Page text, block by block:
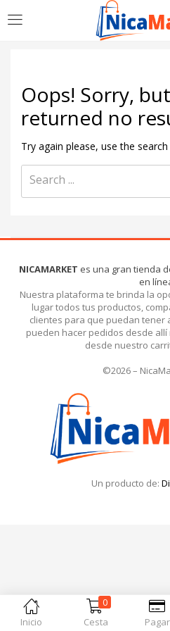
INICIAR SESIÓN
Introduzca su nombre de usuario
Recordarme
Iniciar
Inicio
0
Cesta
Pagar
Oops! Sorry,
returned no
Try again please, use the
NICAMARKET es una gran tienda
en
Nuestra plataforma te brinda la
lugar todos tus productos,
clientes para que puedan tener
pueden hacer pedidos desde
desde nuestro
©2026 –
Un producto de: